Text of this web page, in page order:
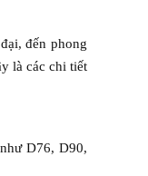
đến phong
là các chi tiết
D76, D90,